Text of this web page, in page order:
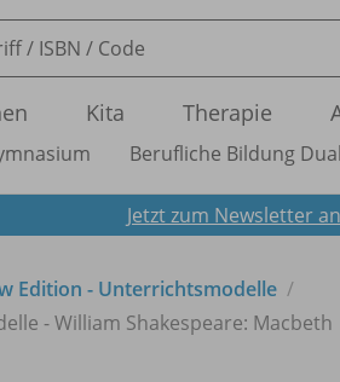
Kita Therapie
Berufliche Bildung Dual
Jetzt zum Newsletter
Edition - Unterrichtsmodelle
- William Shakespeare: Macbeth